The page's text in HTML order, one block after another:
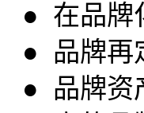
● 在品牌
● 品牌再
● 品牌资